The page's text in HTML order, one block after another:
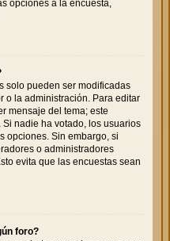
opciones a la encuesta,
solo pueden ser modificadas
o la administración. Para editar
mensaje del tema; este
nadie ha votado, los usuarios
opciones. Sin embargo, si
o administradores
evita que las encuestas sean
foro?